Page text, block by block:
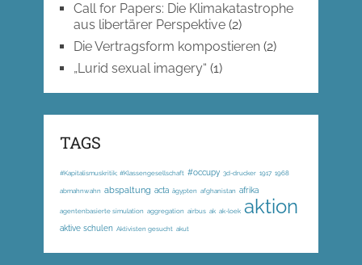
Call for Papers: Die Klimakatastrophe
aus libertärer Perspektive(2)
Die Vertragsform kompostieren(2)
„Lurid sexual imagery“ (1)
TAGS
#Kapitalismuskritik; #Klassengesellschaft #occupy 3d-drucker 1917 1968
abmahnwahn abspaltung acta ägypten afghanistan afrika
agentenbasierte simulation aggregation airbus ak ak-loek aktion
aktive schulen Aktivisten gesucht akut